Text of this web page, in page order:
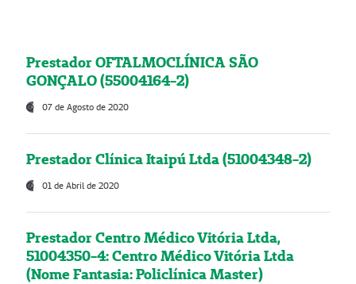
Prestador OFTALMOCLÍNICA SÃO
GONÇALO (55004164-2)
07 de Agosto de 2020
Prestador Clínica Itaipú Ltda (51004348-2)
01 de Abril de 2020
Prestador Centro Médico Vitória Ltda,
51004350-4: Centro Médico Vitória Ltda
(Nome Fantasia: Policlínica Master)